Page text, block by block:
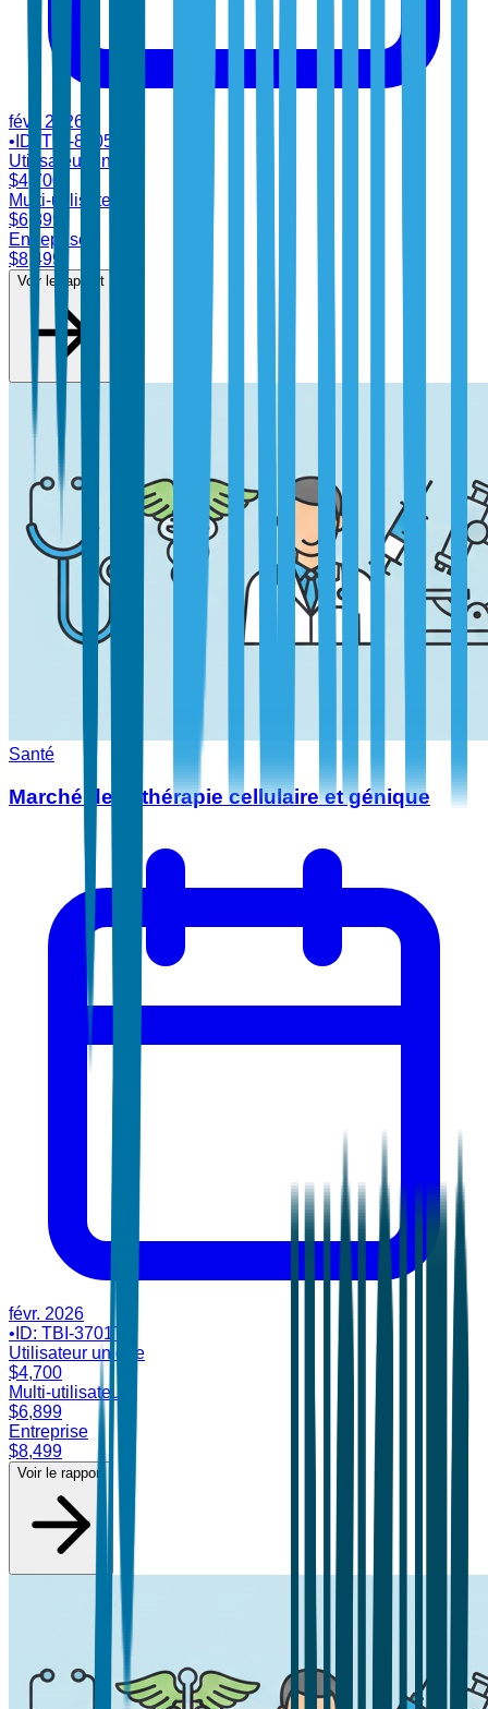
févr. 2026
• ID:TBI-85055
Utilisateur unique
$4,700
Multi-utilisateur
$6,899
Entreprise
$8,499
Voir le rapport
Santé
Marché de la thérapie cellulaire et génique
févr. 2026
• ID: TBI-37017
Utilisateur unique
$4,700
Multi-utilisateur
$6,899
Entreprise
$8,499
Voir le rapport